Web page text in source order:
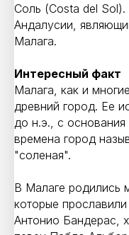
Соль (Costa del
Андалусии,
Малага.
Интересный факт
Малага, как и
древний город. Ее
до н.э., с
времена город
"соленая".
В Малаге родились
которые
Антонио Бандерас,